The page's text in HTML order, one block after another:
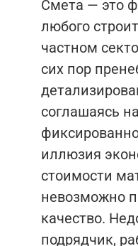
Смета — это
любого
частном
сих пор
соглашаясь
иллюзия
стоимости
невозможно
качество.
подрядчик,